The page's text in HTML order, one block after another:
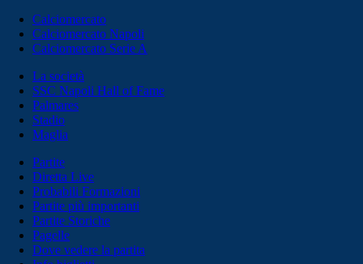
Calciomercato
Calciomercato Napoli
Calciomercato Serie A
La società
SSC Napoli Hall of Fame
Palmares
Stadio
Maglia
Partite
Diretta Live
Probabili Formazioni
Partite più importanti
Partite Storiche
Pagelle
Dove vedere la partita